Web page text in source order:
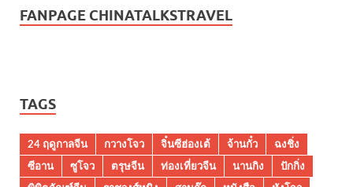
FANPAGE CHINATALKSTRAVEL
TAGS
24 ฤดูกาลจีน กวางโจว จิ๋นซีฮ่องเต้ จ้านกั๋ว
ฉงชิ่ง
ซีอาน
ซูโจว ตรุษจีน ท่องเที่ยวจีน นานกิง
ปักกิ่ง